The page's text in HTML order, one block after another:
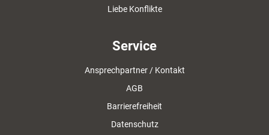
Liebe Konflikte
Service
Ansprechpartner / Kontakt
AGB
Barrierefreiheit
Datenschutz